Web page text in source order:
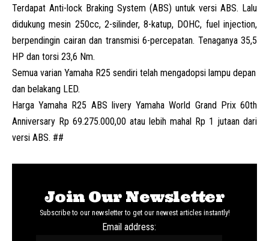
Terdapat Anti-lock Braking System (ABS) untuk versi ABS. Lalu
didukung mesin 250cc, 2-silinder, 8-katup, DOHC, fuel injection,
berpendingin cairan dan transmisi 6-percepatan. Tenaganya 35,5
HP dan torsi 23,6 Nm.
Semua varian Yamaha R25 sendiri telah mengadopsi lampu depan
dan belakang LED.
Harga Yamaha R25 ABS livery Yamaha World Grand Prix 60th
Anniversary Rp 69.275.000,00 atau lebih mahal Rp 1 jutaan dari
versi ABS. ##
Join Our Newsletter
Subscribe to our newsletter to get our newest articles instantly!
Email address: